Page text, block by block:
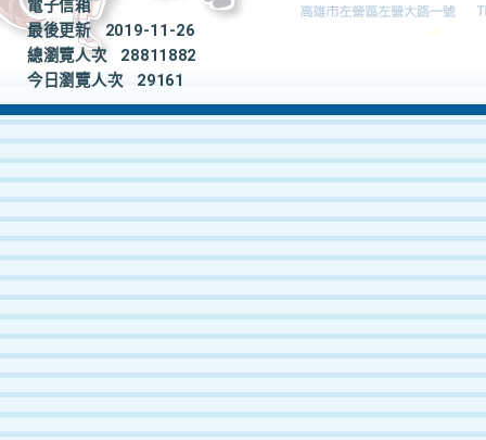
電子信箱
最後更新
2019-11-26
總瀏覽人次
28811882
今日瀏覽人次
29161